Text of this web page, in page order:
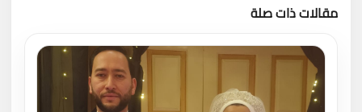
مقالات ذات صلة